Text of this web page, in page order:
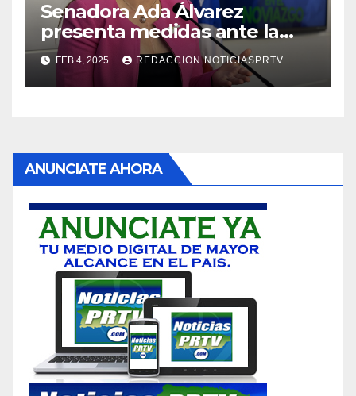
Senadora Ada Álvarez
presenta medidas ante la
violencia en el noviazgo
FEB 4, 2025 REDACCION NOTICIASPRTV
ANUNCIATE AHORA